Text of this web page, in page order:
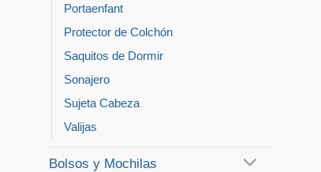
Portaenfant
Protector de Colchón
Saquitos de Dormir
Sonajero
Sujeta Cabeza
Valijas
Bolsos y Mochilas